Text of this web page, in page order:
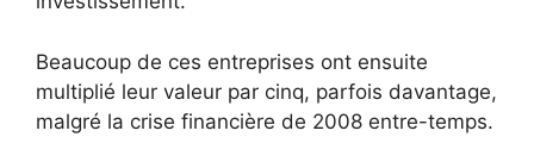
Beaucoup de ces entreprises ont ensuite
multiplié leur valeur par cinq, parfois davantage,
malgré la crise financière de 2008 entre-temps.